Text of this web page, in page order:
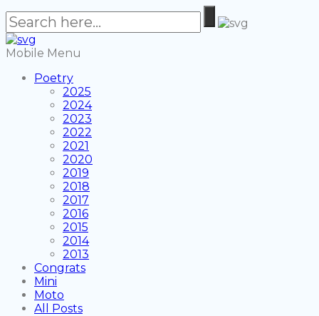
Mobile Menu
Poetry
2025
2024
2023
2022
2021
2020
2019
2018
2017
2016
2015
2014
2013
Congrats
Mini
Moto
All Posts